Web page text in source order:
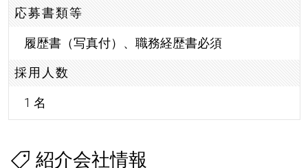
応募書類等
履歴書（写真付）、職務経歴書必須
採用人数
1 名
紹介会社情報